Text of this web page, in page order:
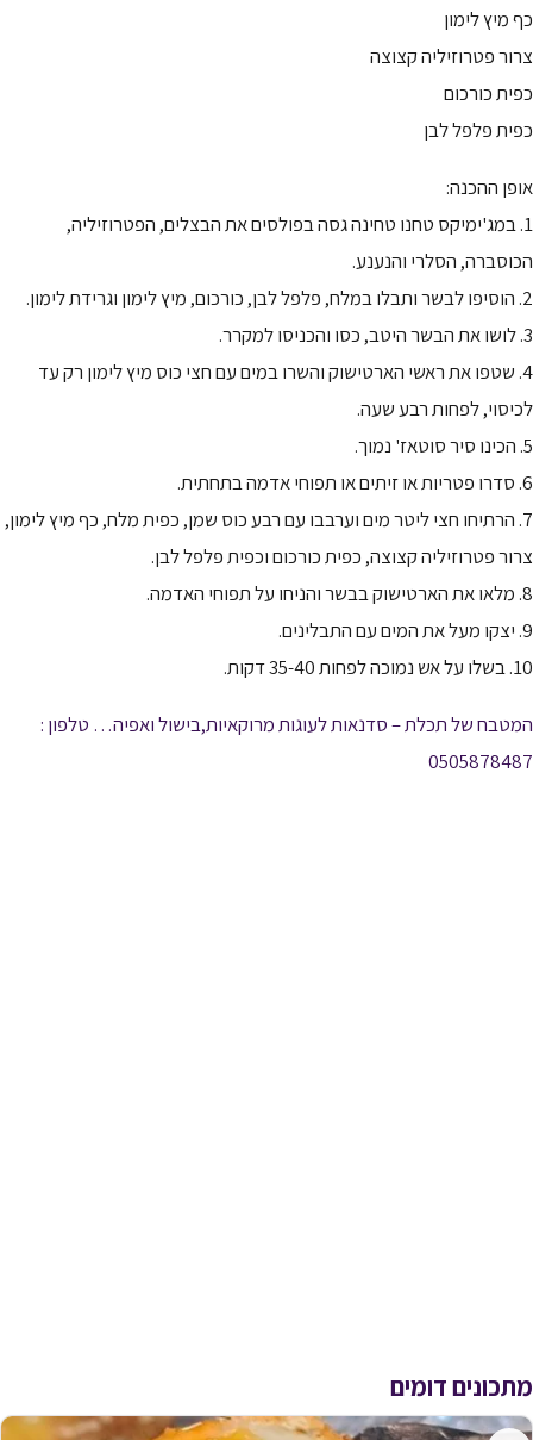
כף מיץ לימון
צרור פטרוזיליה קצוצה
כפית כורכום
כפית פלפל לבן
אופן ההכנה:
1. במג'ימיקס טחנו טחינה גסה בפולסים את הבצלים, הפטרוזיליה,
הכוסברה, הסלרי והנענע.
2. הוסיפו לבשר ותבלו במלח, פלפל לבן, כורכום, מיץ לימון וגרידת לימון.
3. לושו את הבשר היטב, כסו והכניסו למקרר.
4. שטפו את ראשי הארטישוק והשרו במים עם חצי כוס מיץ לימון רק עד
לכיסוי, לפחות רבע שעה.
5. הכינו סיר סוטאז' נמוך.
6. סדרו פטריות או זיתים או תפוחי אדמה בתחתית.
7. הרתיחו חצי ליטר מים וערבבו עם רבע כוס שמן, כפית מלח, כף מיץ לימון,
צרור פטרוזיליה קצוצה, כפית כורכום וכפית פלפל לבן.
8. מלאו את הארטישוק בבשר והניחו על תפוחי האדמה.
9. יצקו מעל את המים עם התבלינים.
10. בשלו על אש נמוכה לפחות 35-40 דקות.
המטבח של תכלת – סדנאות לעוגות מרוקאיות,בישול ואפיה… טלפון :
0505878487
מתכונים דומים